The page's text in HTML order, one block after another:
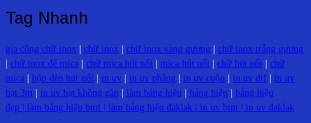
Tag Nhanh
gia công chữ inox chữ inox chữ inox vàng gương
chữ inox trắng gương
chữ inox đế mica chữ mica hút nổi mica hút nổi chữ hút nổi
chữ
mica
hộp đèn hút nổi in uv in uv phẳng in uv cuộn in uv dtf
in uv
bạt 3m
in uv bạt không gân làm bảng hiệu bảng hiệu
bảng hiệu
đẹp |
làm bảng hiệu bmt làm bảng hiệu đaklak in uv bmt in uv đaklak